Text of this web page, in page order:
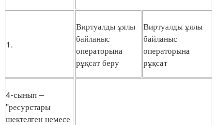
1.
Виртуалды ұялы
байланыс
операторына
рұқсат беру
Виртуалды ұялы
байланыс
операторына
рұқсат
4-сынып –
"ресурстары
шектелген немесе